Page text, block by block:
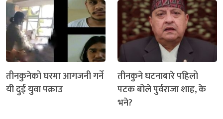
तीनकुनेको घरमा आगजनी गर्ने
यी दुई युवा पक्राउ
तीनकुने घटनाबारे पहिलो
पटक बोले पुर्वराजा शाह, के
भने?